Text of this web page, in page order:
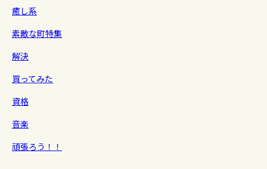
癒し系
素敵な町特集
解決
買ってみた
資格
音楽
頑張ろう！！